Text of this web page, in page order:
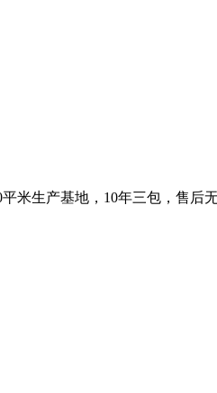
米生产基地，10年三包，售后无